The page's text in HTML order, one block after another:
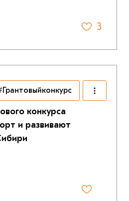
3
конкурса
и развивают